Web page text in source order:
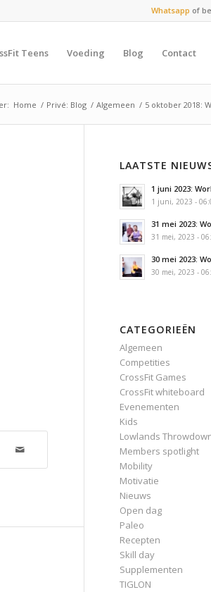
Whatsapp of
Teens Voeding Blog Contact
Home / Privé: Blog / Algemeen / 5 oktober 2018:
LAATSTE
1 juni 2023:
1 juni, 2023 -
31 mei 2023:
31 mei, 2023 -
30 mei 2023:
30 mei, 2023 -
CATEGORIEËN
Algemeen
Competities
CrossFit Games
CrossFit whiteboard
Evenementen
Kids
Lowlands
Members spotlight
Mobility
Motivatie
Nieuws
Open dag
Paleo
Recepten
Skill day
Supplementen
TIGLON